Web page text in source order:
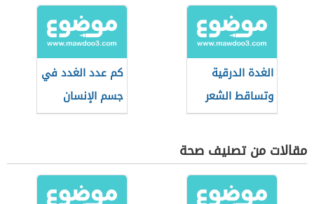
الغدة الدرقية
وتساقط الشعر
كم عدد الغدد في
جسم الإنسان
مقالات من تصنيف صحة